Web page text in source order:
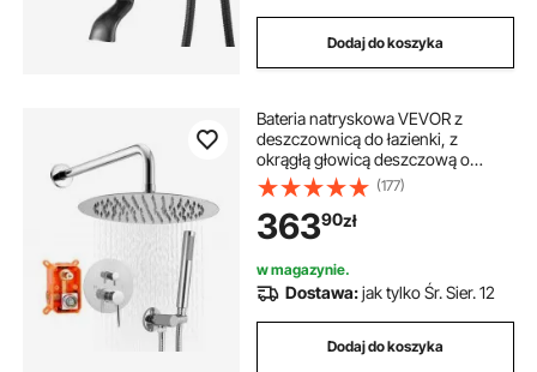
Dodaj do koszyka
Bateria natryskowa VEVOR z
deszczownicą do łazienki, z
okrągłą głowicą deszczową o
średnicy 254 mm i słuchawką
prysznicową, bateria łazienkowa
ścienna z zaworem mosiężnym i
zestawem wykończeniowym,
chrom srebrny
(177)
36390zł
w magazynie.
Dostawa:jak tylko Śr. Sier. 12
Dodaj do koszyka